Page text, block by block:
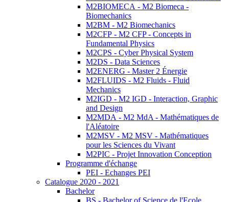
M2BIOMECA - M2 Biomeca -
Biomechanics
M2BM - M2 Biomechanics
M2CFP - M2 CFP - Concepts in
Fundamental Physics
M2CPS - Cyber Physical System
M2DS - Data Sciences
M2ENERG - Master 2 Énergie
M2FLUIDS - M2 Fluids - Fluid
Mechanics
M2IGD - M2 IGD - Interaction, Graphic
and Design
M2MDA - M2 MdA - Mathématiques de
l'Aléatoire
M2MSV - M2 MSV - Mathématiques
pour les Sciences du Vivant
M2PIC - Projet Innovation Conception
Programme d'échange
PEI - Echanges PEI
Catalogue 2020 - 2021
Bachelor
BS - Bachelor of Science de l'Ecole